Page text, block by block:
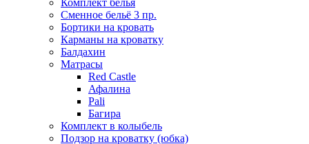
Комплект белья
Сменное бельё 3 пр.
Бортики на кровать
Карманы на кроватку
Балдахин
Матрасы
Red Castle
Афалина
Pali
Багира
Комплект в колыбель
Подзор на кроватку (юбка)